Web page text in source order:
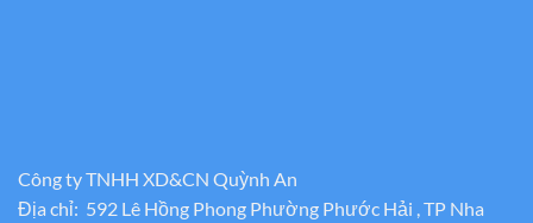
Công ty TNHH XD&CN Quỳnh An
Địa chỉ: 592 Lê Hồng Phong Phường Phước Hải , TP Nha